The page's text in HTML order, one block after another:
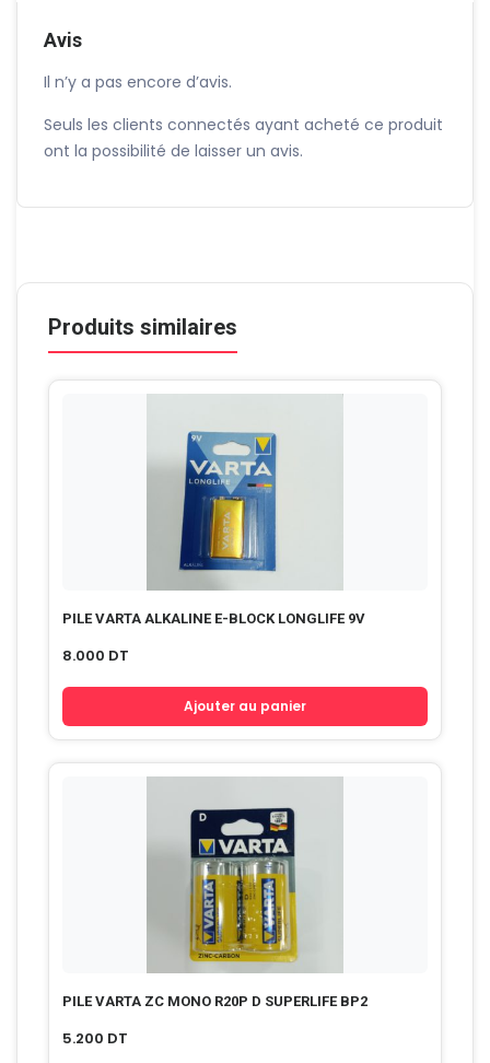
LONGLIFE
Avis
Il n’y a pas encore d’avis.
Seuls les clients connectés ayant acheté ce produit
ont la possibilité de laisser un avis.
Produits similaires
PILE VARTA ALKALINE E-BLOCK LONGLIFE 9V
8.000 DT
Ajouter au panier
PILE VARTA ZC MONO R20P D SUPERLIFE BP2
5.200 DT